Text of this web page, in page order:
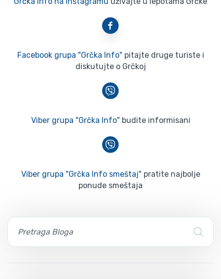
Facebook grupa "Grčka Info" pitajte druge turiste i
diskutujte o Grčkoj
Viber grupa "Grčka Info" budite informisani
Viber grupa "Grčka Info smeštaj" pratite najbolje
ponude smeštaja